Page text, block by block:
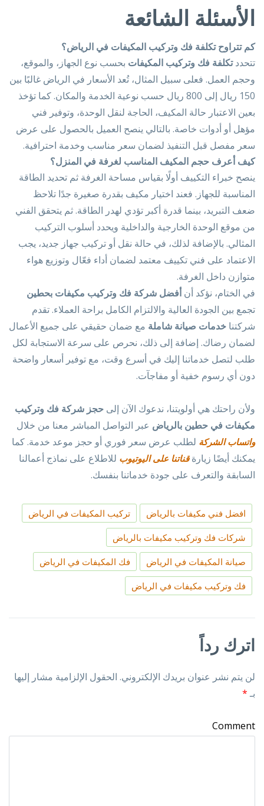
الأسئلة الشائعة
كم تتراوح تكلفة فك وتركيب المكيفات في الرياض؟
تتحددتكلفة فك وتركيب المكيفات بحسب نوع الجهاز، والموقع،
وحجم العمل. فعلى سبيل المثال، تُعد الأسعار في الرياض غالبًا بين
150 ريال إلى 800 ريال حسب نوعية الخدمة والمكان. كما تؤخذ
بعين الاعتبار حالة المكيف، الحاجة لنقل الوحدة، وتوفير فني
مؤهل أو أدوات خاصة. بالتالي ينصح العميل بالحصول على عرض
سعر مفصل قبل التنفيذ لضمان سعر مناسب وخدمة احترافية.
كيف أعرف حجم المكيف المناسب لغرفة في المنزل؟
ينصح خبراء التكييف أولًا بقياس مساحة الغرفة ثم تحديد الطاقة
المناسبة للجهاز. فعند اختيار مكيف بقدرة صغيرة جدًا تلاحظ
ضعف التبريد، بينما قدرة أكبر تؤدي لهدر الطاقة. ثم يتحقق الفني
من موقع الوحدة الخارجية والداخلية ويحدد أسلوب التركيب
المثالي. بالإضافة لذلك، في حالة نقل أو تركيب جهاز جديد، يجب
الاعتماد على فني تكييف معتمد لضمان أداء فعّال وتوزيع هواء
متوازن داخل الغرفة.
في الختام، نؤكد أنأفضل شركة فك وتركيب مكيفات بحطين
تجمع بين الجودة العالية والالتزام الكامل براحة العملاء. تقدم
شركتنا خدمات صيانة شاملة مع ضمان حقيقي على جميع الأعمال
لضمان رضاك. إضافة إلى ذلك، نحرص على سرعة الاستجابة لكل
طلب لتصل خدماتنا إليك في أسرع وقت، مع توفير أسعار واضحة
دون أي رسوم خفية أو مفاجآت.
ولأن راحتك هي أولويتنا، ندعوك الآن إلى حجز شركة فك وتركيب
مكيفات في حطين بالرياض عبر التواصل المباشر معنا من خلال
واتساب الشركة لطلب عرض سعر فوري أو حجز موعد خدمة. كما
يمكنك أيضًا زيارة قناتنا على اليوتيوب للاطلاع على نماذج أعمالنا
السابقة والتعرف على جودة خدماتنا بنفسك.
افضل فني مكيفات بالرياض تركيب المكيفات في الرياض
شركات فك وتركيب مكيفات بالرياض
صيانة المكيفات في الرياض فك المكيفات في الرياض
فك وتركيب مكيفات في الرياض
اترك رداً
لن يتم نشر عنوان بريدك الإلكتروني. الحقول الإلزامية مشار إليها
بـ*
Comment